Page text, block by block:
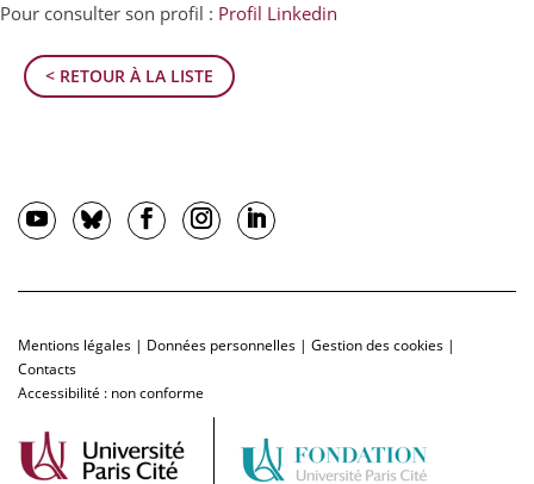
< RETOUR À LA LISTE
Pour consulter son profil : Profil Linkedin
Mentions légales | Données personnelles | Gestion des cookies |
Contacts
Accessibilité : non conforme